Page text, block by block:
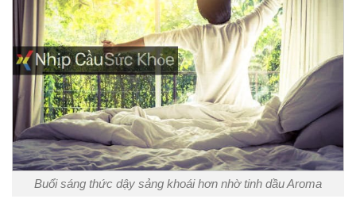
Buổi sáng thức dậy sảng khoái hơn nhờ tinh dầu Aroma